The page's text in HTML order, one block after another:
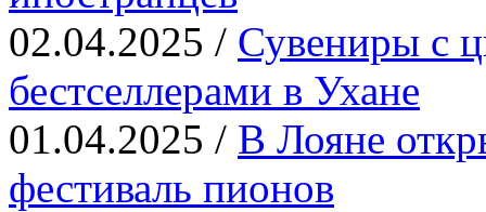
02.04.2025 / Сувениры с
бестселлерами в Ухане
01.04.2025 / В Лояне
фестиваль пионов